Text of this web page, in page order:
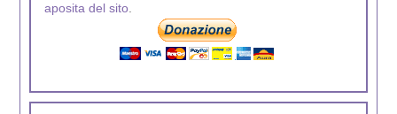
aposita del sito.